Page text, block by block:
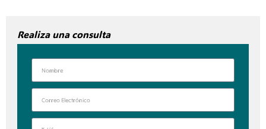
Realiza una consulta